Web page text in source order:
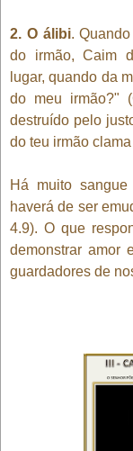
2. O álibi.
do irmão, Caim
lugar, quando da
do meu irmão?"
destruído pelo
do teu irmão
Há muito
haverá de ser
4.9). O que
demonstrar amor
guardadores de